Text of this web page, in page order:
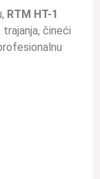
RTM HT-1
čineći